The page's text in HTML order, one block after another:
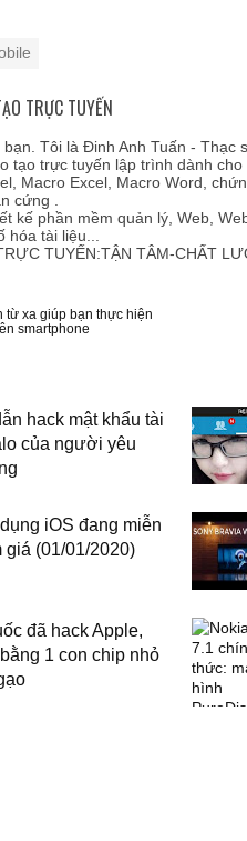
TRỰC TUYẾN
bạn. Tôi là Đinh Anh Tuấn - Thạc
tạo trực tuyến lập trình dành
Macro Excel, Macro Word,
cứng .
kế phần mềm quản lý, Web,
tài liệu...
TUYẾN:TẬN TÂM-CHẤT
từ xa giúp bạn thực hiện
smartphone
hack mật khẩu tài
của người yêu
iOS đang miễn
giá (01/01/2020)
đã hack Apple,
1 con chip nhỏ